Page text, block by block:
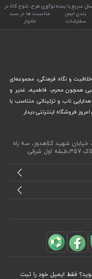
سریع با بسته
بندی ایمن
سفارشات
نوآوری طرح، تنوع کالا در
مناسبت ها در سبد
خانوار
و نگاه فرهنگی، مجموعه‌ای
همچون محرم، فاطمیه، غدیر و
ناب و تزئیناتی متناسب با
اینترنتی دیدار
خیابان شهید کلاهدوز، سه راه
شرقی
فقط ایمیل خود را ثبت